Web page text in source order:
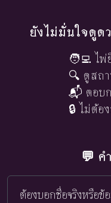
ยังไม่มั่นใจดูด
🧑‍💻 ไ
🔍 ดูสถ
📬 ตอบ
🔒 ไม่ต้อ
💬
ต้องบอกชื่อจริงหรือ